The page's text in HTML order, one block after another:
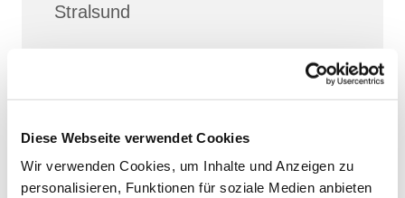
Diese Webseite verwendet Cookies
Wir verwenden Cookies, um Inhalte und Anzeigen zu
personalisieren, Funktionen für soziale Medien anbieten
Stralsund
Lesehore
und die Laudes
. Dazu hören wir das
stiller Meditation.